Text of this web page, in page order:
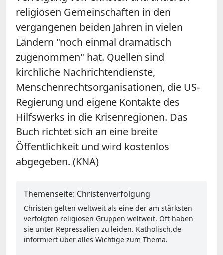
religiösen Gemeinschaften in den
vergangenen beiden Jahren in vielen
Ländern "noch einmal dramatisch
zugenommen" hat. Quellen sind
kirchliche Nachrichtendienste,
Menschenrechtsorganisationen, die US-
Regierung und eigene Kontakte des
Hilfswerks in die Krisenregionen. Das
Buch richtet sich an eine breite
Öffentlichkeit und wird kostenlos
abgegeben. (KNA)
Themenseite: Christenverfolgung
Christen gelten weltweit als eine der am stärksten
verfolgten religiösen Gruppen weltweit. Oft haben
sie unter Repressalien zu leiden. Katholisch.de
informiert über alles Wichtige zum Thema.